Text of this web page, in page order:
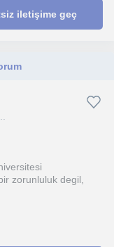
iletişime geç
zorunluluk degil,